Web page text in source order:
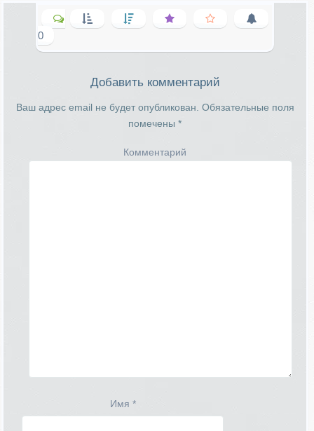
0
Добавить комментарий
Ваш адрес email не будет опубликован. Обязательные поля
помечены *
Комментарий
Имя *